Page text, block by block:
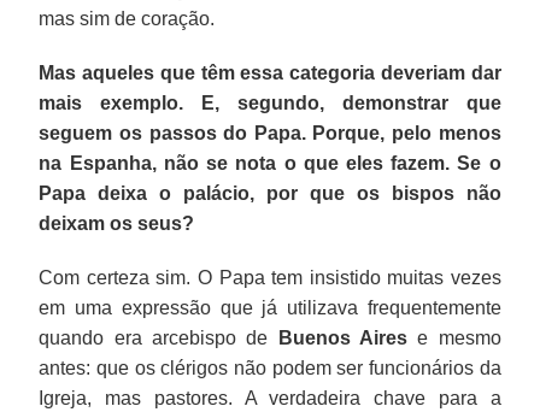
mas sim de coração.
Mas aqueles que têm essa categoria deveriam dar
mais exemplo. E, segundo, demonstrar que
seguem os passos do Papa. Porque, pelo menos
na Espanha, não se nota o que eles fazem. Se o
Papa deixa o palácio, por que os bispos não
deixam os seus?
Com certeza sim. O Papa tem insistido muitas vezes
em uma expressão que já utilizava frequentemente
quando era arcebispo de
Buenos Airese mesmo
antes: que os clérigos não podem ser funcionários da
Igreja, mas pastores. A verdadeira chave para a